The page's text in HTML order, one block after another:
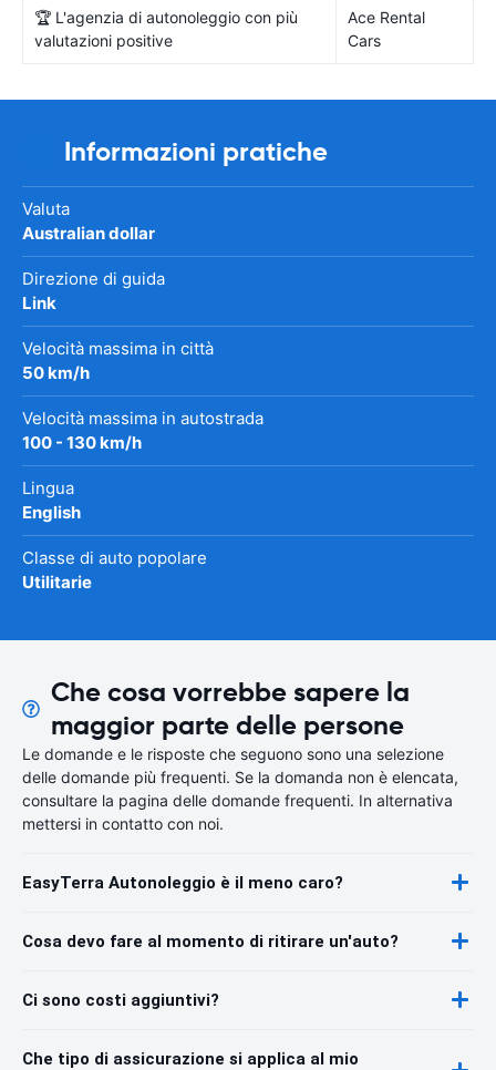
🏆 L'agenzia di autonoleggio con più
valutazioni positive
Ace Rental
Cars
Informazioni pratiche
Valuta
Australian dollar
Direzione di guida
Link
Velocità massima in città
50 km/h
Velocità massima in autostrada
100 - 130 km/h
Lingua
English
Classe di auto popolare
Utilitarie
Che cosa vorrebbe sapere la
maggior parte delle persone
Le domande e le risposte che seguono sono una selezione
delle domande più frequenti. Se la domanda non è elencata,
consultare la pagina delle domande frequenti. In alternativa
mettersi in contatto con noi.
EasyTerra Autonoleggio è il meno caro?
Cosa devo fare al momento di ritirare un'auto?
Ci sono costi aggiuntivi?
Che tipo di assicurazione si applica al mio